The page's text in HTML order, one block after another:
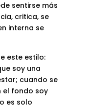
sentirse más
critica, se
interna se
este estilo:
soy una
cuando se
el fondo soy
es solo